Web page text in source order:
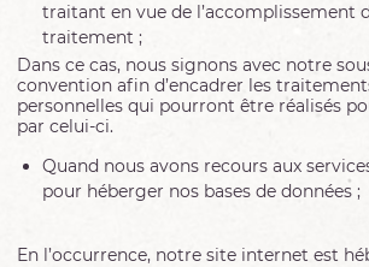
traitant en vue de l’accomplissement
traitement ;
Dans ce cas, nous signons avec notre
convention afin d’encadrer les
personnelles qui pourront être réalisés
par celui-ci.
Quand nous avons recours aux
pour héberger nos bases de données ;
En l’occurrence, notre site internet est